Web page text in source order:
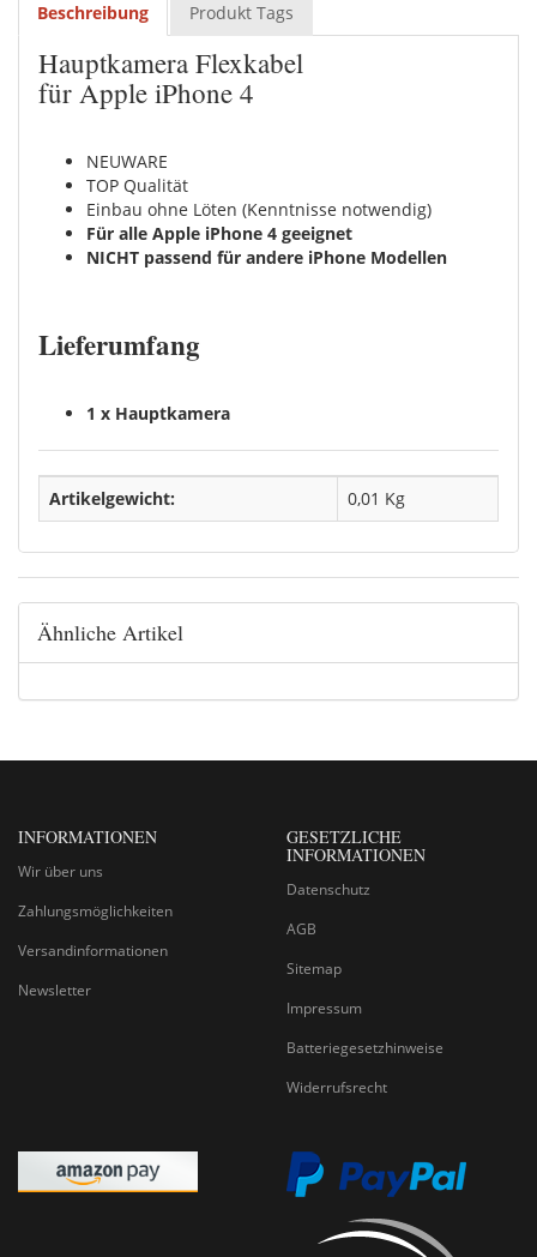
Beschreibung Produkt Tags
Hauptkamera Flexkabel
für Apple iPhone 4
NEUWARE
TOP Qualität
Einbau ohne Löten (Kenntnisse notwendig)
Für alle Apple iPhone 4 geeignet
NICHT passend für andere iPhone Modellen
Lieferumfang
1 x Hauptkamera
Artikelgewicht: 0,01 Kg
Ähnliche Artikel
INFORMATIONEN
Wir über uns
Zahlungsmöglichkeiten
Versandinformationen
Newsletter
GESETZLICHE
INFORMATIONEN
Datenschutz
AGB
Sitemap
Impressum
Batteriegesetzhinweise
Widerrufsrecht